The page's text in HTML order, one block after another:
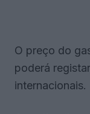
O preço do
poderá
internacionais.